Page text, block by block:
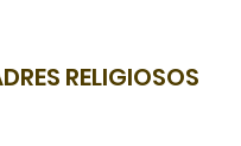
RELIGIOSOS